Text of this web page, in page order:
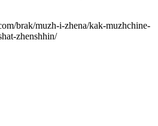
brak/muzh-i-zhena/kak-muzhchine-
zhenshhin/